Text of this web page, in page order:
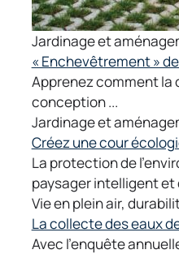
Jardinage et
« Enchevêtrement »
Apprenez comment la
conception ...
Jardinage et
Créez une cour
La protection de
paysager intelligent et
Vie en pleinair,
La collecte des eaux
Avec l’enquête